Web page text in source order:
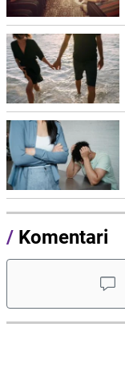
/ Komentari